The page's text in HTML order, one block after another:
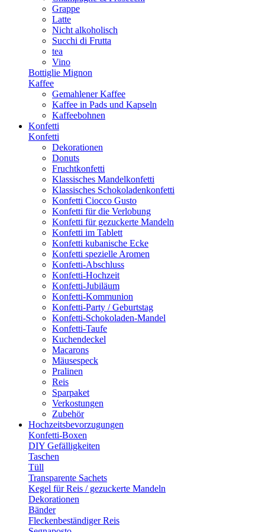
Grappe
Latte
Nicht alkoholisch
Succhi di Frutta
tea
Vino
Bottiglie Mignon
Kaffee
Gemahlener Kaffee
Kaffee in Pads und Kapseln
Kaffeebohnen
Konfetti
Konfetti
Dekorationen
Donuts
Fruchtkonfetti
Klassisches Mandelkonfetti
Klassisches Schokoladenkonfetti
Konfetti Ciocco Gusto
Konfetti für die Verlobung
Konfetti für gezuckerte Mandeln
Konfetti im Tablett
Konfetti kubanische Ecke
Konfetti spezielle Aromen
Konfetti-Abschluss
Konfetti-Hochzeit
Konfetti-Jubiläum
Konfetti-Kommunion
Konfetti-Party / Geburtstag
Konfetti-Schokoladen-Mandel
Konfetti-Taufe
Kuchendeckel
Macarons
Mäusespeck
Pralinen
Reis
Sparpaket
Verkostungen
Zubehör
Hochzeitsbevorzugungen
Konfetti-Boxen
DIY Gefälligkeiten
Taschen
Tüll
Transparente Sachets
Kegel für Reis / gezuckerte Mandeln
Dekorationen
Bänder
Fleckenbeständiger Reis